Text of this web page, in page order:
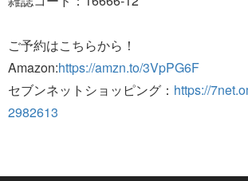
ご予約はこちらから！
Amazon:https://amzn.to/3VpPG6F
セブンネットショッピング： https://
2982613